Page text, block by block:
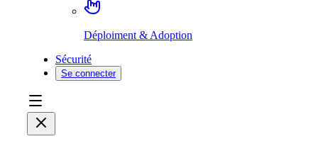
Déploiment & Adoption
Sécurité
Se connecter